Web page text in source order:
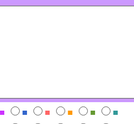
■ ■ ■ ■ ■
■